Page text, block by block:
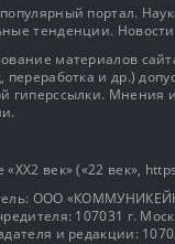
портал.
тенденции.
материалов
переработка и др.)
гиперссылки. Мнения
«XX2 век» («22 век»,
OOO
107031 г.
и редакции: